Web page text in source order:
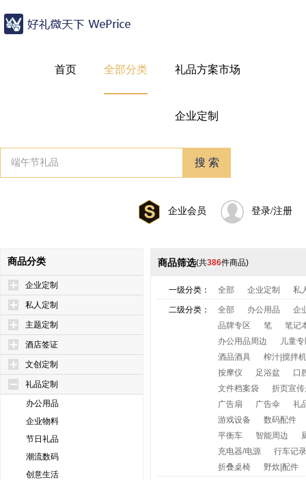
首页 全部分类 礼品方案市场
企业定制
企业会员 登录/注册
商品分类
企业定制
私人定制
主题定制
酒店签证
文创定制
礼品定制
办公用品
企业物料
节日礼品
潮流数码
创意生活
商品筛选(共386件商品)
一级分类： 全部 企业定制 私
二级分类： 全部 办公用品
企
品牌专区
笔
笔记
办公用品周边
儿童
酒品酒具
榨汁|搅拌机
按摩仪
足浴盆
口
文件档案袋
折页宣
广告扇
广告伞
礼
游戏设备
数码配件
平衡车
智能周边
充电器/电源
行车记
折叠桌椅
野炊|配件